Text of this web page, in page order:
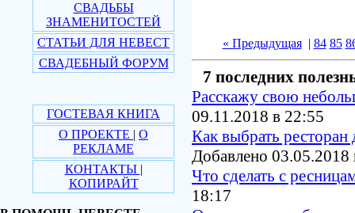
СВАДЬБЫ
ЗНАМЕНИТОСТЕЙ
СТАТЬИ ДЛЯ НЕВЕСТ
СВАДЕБНЫЙ ФОРУМ
ГОСТЕВАЯ КНИГА
О ПРОЕКТЕ | О
РЕКЛАМЕ
КОНТАКТЫ |
КОПИРАЙТ
« Предыдущая| 84 85
7 последних
Расскажу свою
09.11.2018 в 22:55
Как выбрать
Добавлено 03.05.2018
Что сделать с
18:17